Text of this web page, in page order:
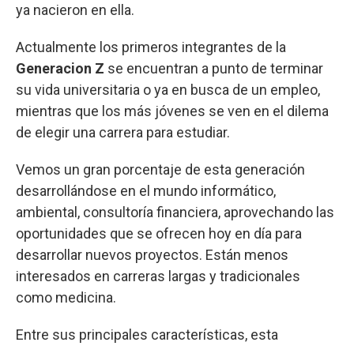
ya nacieron en ella.
Actualmente los primeros integrantes de la
Generacion Z se encuentran a punto de terminar
su vida universitaria o ya en busca de un empleo,
mientras que los más jóvenes se ven en el dilema
de elegir una carrera para estudiar.
Vemos un gran porcentaje de esta generación
desarrollándose en el mundo informático,
ambiental, consultoría financiera, aprovechando las
oportunidades que se ofrecen hoy en día para
desarrollar nuevos proyectos. Están menos
interesados en carreras largas y tradicionales
como medicina.
Entre sus principales características, esta